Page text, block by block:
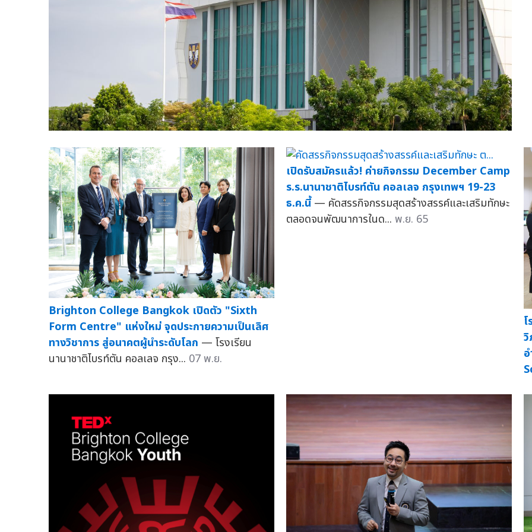
Brighton College Bangkok เปิดตัว "Sixth
Form Centre" แห่งใหม่ จุดประกายความเป็นเลิศ
ทางวิชาการ สู่อนาคตผู้นำระดับโลก — โรงเรียน
นานาชาติไบรท์ตัน คอลเลจ กรุง... 07 พ.ย.
เปิดรับสมัครแล้ว! ค่ายกิจกรรม December Camp
ร.ร.นานาชาติไบรท์ตัน คอลเลจ กรุงเทพฯ 19-23
ธ.ค.นี้ — คัดสรรกิจกรรมสุดสร้างสรรค์และเสริมทักษะ
ตลอดจนพัฒนาการในด... พ.ย. 65